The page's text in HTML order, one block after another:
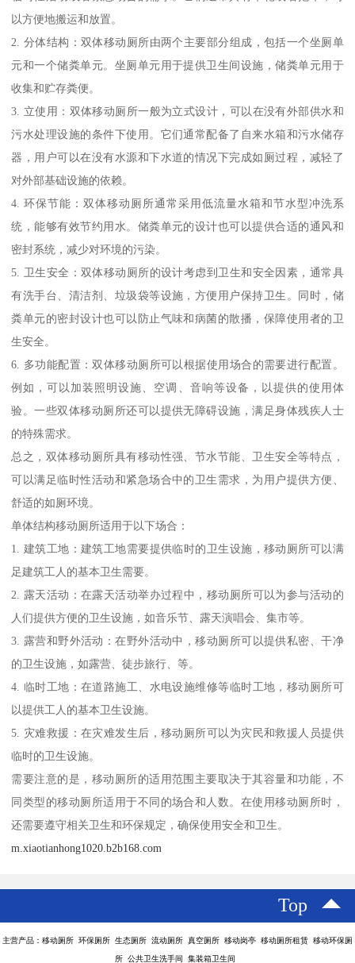
以方便地搬运和放置。
2. 分体结构：双体移动厕所由两个主要部分组成，包括一个坐厕单
元和一个储粪单元。坐厕单元用于提供卫生间设施，储粪单元用于
收集和贮存粪便。
3. 立使用：双体移动厕所一般为立式设计，可以在没有外部供水和
污水处理设施的条件下使用。它们通常配备了自来水箱和污水储存
器，用户可以在没有水源和下水道的情况下完成如厕过程，减轻了
对外部基础设施的依赖。
4. 环保节能：双体移动厕所通常采用低流量水箱和节水型冲洗系
统，能够有效节约用水。储粪单元的设计也可以提供合适的通风和
密封系统，减少对环境的污染。
5. 卫生安全：双体移动厕所的设计考虑到卫生和安全因素，通常具
有洗手台、清洁剂、垃圾袋等设施，方便用户保持卫生。同时，储
粪单元的密封设计也可以防止气味和病菌的散播，保障使用者的卫
生安全。
6. 多功能配置：双体移动厕所可以根据使用场合的需要进行配置。
例如，可以加装照明设施、空调、音响等设备，以提供的使用体
验。一些双体移动厕所还可以提供无障碍设施，满足身体残疾人士
的特殊需求。
总之，双体移动厕所具有移动性强、节水节能、卫生安全等特点，
可以满足临时性活动和紧急场合中的卫生需求，为用户提供方便、
舒适的如厕环境。
单体结构移动厕所适用于以下场合：
1. 建筑工地：建筑工地需要提供临时的卫生设施，移动厕所可以满
足建筑工人的基本卫生需要。
2. 露天活动：在露天活动举办过程中，移动厕所可以为参与活动的
人们提供方便的卫生设施，如音乐节、露天演唱会、集市等。
3. 露营和野外活动：在野外活动中，移动厕所可以提供私密、干净
的卫生设施，如露营、徒步旅行、等。
4. 临时工地：在道路施工、水电设施维修等临时工地，移动厕所可
以提供工人的基本卫生设施。
5. 灾难救援：在灾难发生后，移动厕所可以为灾民和救援人员提供
临时的卫生设施。
需要注意的是，移动厕所的适用范围主要取决于其容量和功能，不
同类型的移动厕所适用于不同的场合和人数。在使用移动厕所时，
还需要遵守相关卫生和环保规定，确保使用安全和卫生。
m.xiaotianhong1020.b2b168.com
Top
主营产品：移动厕所 环保厕所 生态厕所 流动厕所 真空厕所 移动岗亭 移动厕所租赁 移动环保厕
所 公共卫生洗手间 集装箱卫生间